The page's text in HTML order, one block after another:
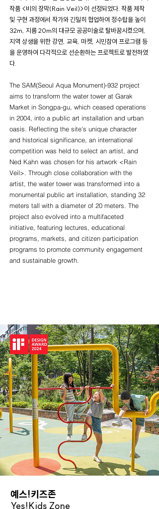
작품 <비의 장막(Rain Veil)>이 선정되었다. 작품 제작
및 구현 과정에서 작가와 긴밀히 협업하여 정수탑을 높이
32m, 지름 20m의 대규모 공공미술로 탈바꿈시켰으며,
지역 상생을 위한 강연, 교육, 마켓, 시민참여 프로그램 등
을 운영하여 다각적으로 선순환하는 프로젝트로 발전하였
다.
The SAM(Seoul Aqua Monument)-932 project
aims to transform the water tower at Garak
Market in Songpa-gu, which ceased operations
in 2004, into a public art installation and urban
oasis. Reflecting the site's unique character
and historical significance, an international
competition was held to select an artist, and
Ned Kahn was chosen for his artwork <Rain
Veil>. Through close collaboration with the
artist, the water tower was transformed into a
monumental public art installation, standing 32
meters tall with a diameter of 20 meters. The
project also evolved into a multifaceted
initiative, featuring lectures, educational
programs, markets, and citizen participation
programs to promote community engagement
and sustainable growth.
예스!키즈존
Yes!Kids Zone